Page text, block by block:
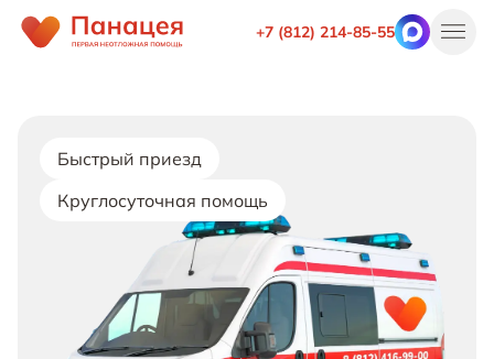
+7 (812) 214-85-55
Быстрый приезд
Круглосуточная помощь